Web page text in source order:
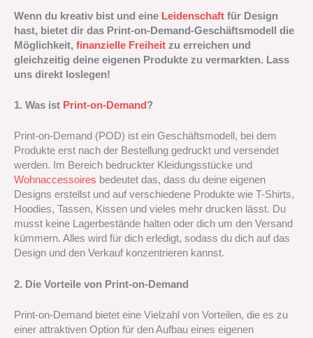
Wenn du kreativ bist und eine Leidenschaft für Design
hast, bietet dir das Print-on-Demand-Geschäftsmodell die
Möglichkeit, finanzielle Freiheit zu erreichen und
gleichzeitig deine eigenen Produkte zu vermarkten. Lass
uns direkt loslegen!
1. Was ist Print-on-Demand ?
Print-on-Demand (POD) ist ein Geschäftsmodell, bei dem
Produkte erst nach der Bestellung gedruckt und versendet
werden. Im Bereich bedruckter Kleidungsstücke und
Wohnaccessoires bedeutet das, dass du deine eigenen
Designs erstellst und auf verschiedene Produkte wie T-Shirts,
Hoodies, Tassen, Kissen und vieles mehr drucken lässt. Du
musst keine Lagerbestände halten oder dich um den Versand
kümmern. Alles wird für dich erledigt, sodass du dich auf das
Design und den Verkauf konzentrieren kannst.
2. Die Vorteile von Print-on-Demand
Print-on-Demand bietet eine Vielzahl von Vorteilen, die es zu
einer attraktiven Option für den Aufbau eines eigenen